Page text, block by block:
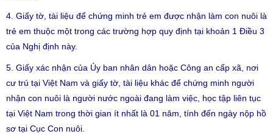
4. Giấy tờ, tài liệu để chứng minh trẻ em được nhận làm con nuôi là
trẻ em thuộc một trong các trường hợp quy định tại khoản 1 Điều 3
của Nghị định này.
5. Giấy xác nhận của Ủy ban nhân dân hoặc Công an cấp xã, nơi
cư trú tại Việt Nam và giấy tờ, tài liệu khác để chứng minh người
nhận con nuôi là người nước ngoài đang làm việc, học tập liên tục
tại Việt Nam trong thời gian ít nhất là 01 năm, tính đến ngày nộp hồ
sơ tại Cục Con nuôi.